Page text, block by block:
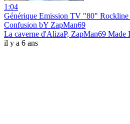
1:04
Générique Emission TV "80"
Confusion bY ZapMan69
La caverne d'AlizaP, ZapMan69 Made
il y a 6 ans